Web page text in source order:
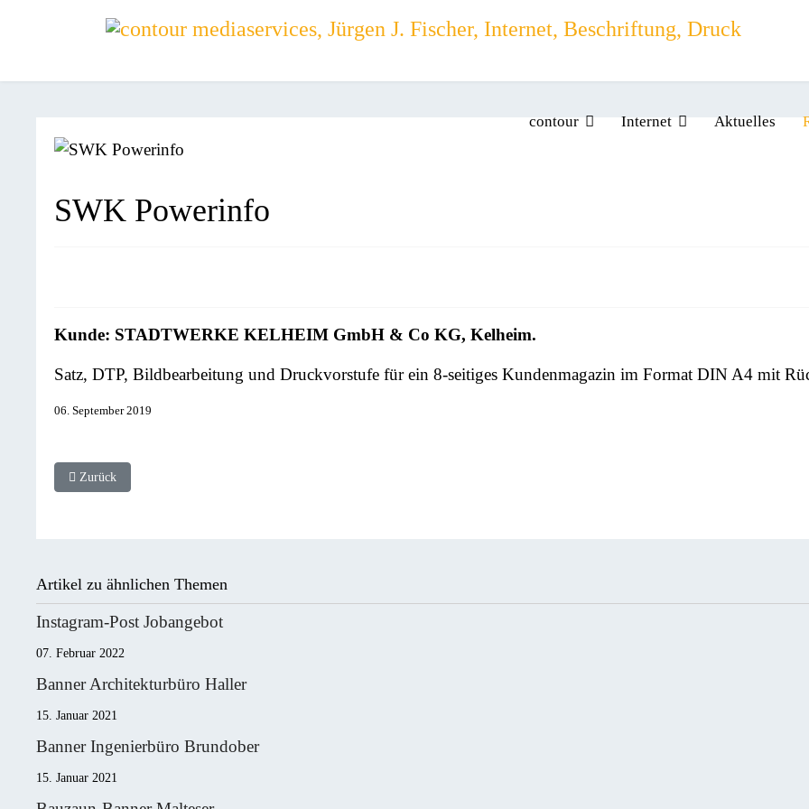
contour Internet Aktuelles
SWK Powerinfo
Kunde: STADTWERKE KELHEIM GmbH & Co KG, Kelheim.
Satz, DTP, Bildbearbeitung und Druckvorstufe für ein 8-seitiges Kundenmagazin im Format DIN A4 mit
06. September 2019
Vorheriger Beitrag: Sammelmappe für A4 Dokumente 12plus
Zurück
Artikel zu ähnlichen Themen
Instagram-Post Jobangebot
07. Februar 2022
Banner Architekturbüro Haller
15. Januar 2021
Banner Ingenierbüro Brundober
15. Januar 2021